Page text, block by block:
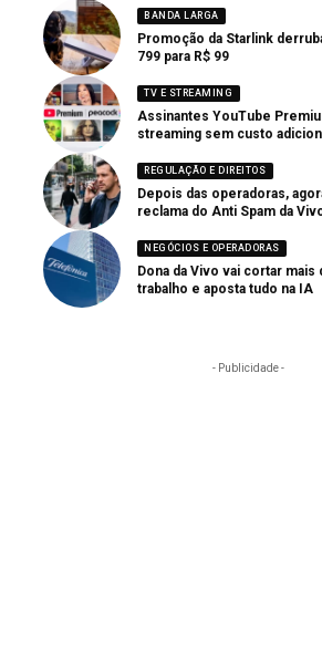
BANDA LARGA
Promoção da Starlink
799 para R$ 99
TV E STREAMING
Assinantes YouTube
streaming sem custo
REGULAÇÃO E DIREITOS
Depois das operadoras,
reclama do Anti Spam da
NEGÓCIOS E OPERADORAS
Dona da Vivo vai cortar
trabalho e aposta tudo na IA
- Publicidade -